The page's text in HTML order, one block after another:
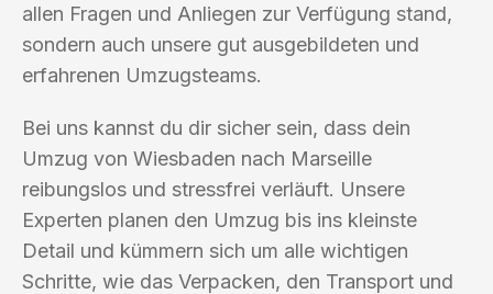
allen Fragen und Anliegen zur Verfügung stand,
sondern auch unsere gut ausgebildeten und
erfahrenen Umzugsteams.
Bei uns kannst du dir sicher sein, dass dein
Umzug von Wiesbaden nach Marseille
reibungslos und stressfrei verläuft. Unsere
Experten planen den Umzug bis ins kleinste
Detail und kümmern sich um alle wichtigen
Schritte, wie das Verpacken, den Transport und